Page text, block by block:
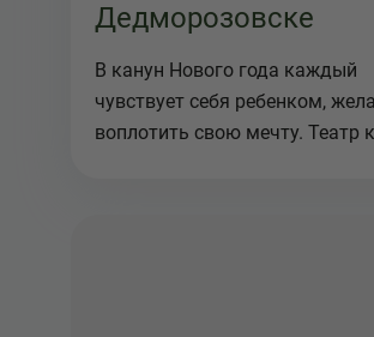
Дедморозовске
В канун Нового года каждый
чувствует себя ребенком,
воплотить свою мечту. Театр